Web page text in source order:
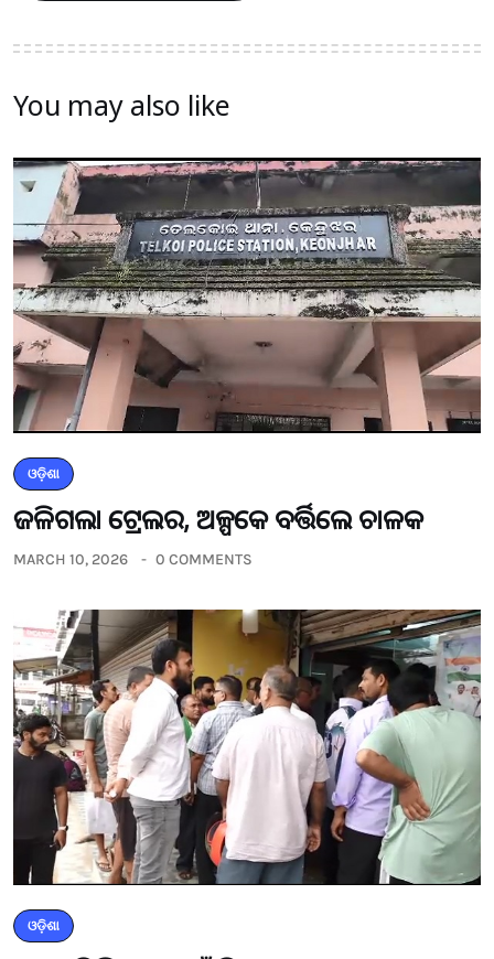
You may also like
ଓଡ଼ିଶା
ଜଳିଗଲା ଟ୍ରେଲର, ଅଳ୍ପକେ ବର୍ତ୍ତିଲେ ଚାଳକ
MARCH 10, 2026 0 COMMENTS
ଓଡ଼ିଶା